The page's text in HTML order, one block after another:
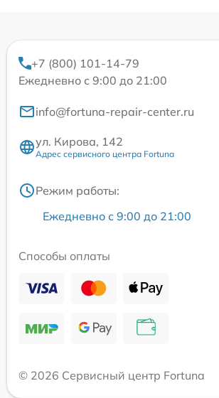
+7 (800) 101-14-79
Ежедневно с 9:00 до 21:00
info@fortuna-repair-center.ru
ул. Кирова, 142
Адрес сервисного центра Fortuna
Режим работы:
Ежедневно с 9:00 до 21:00
Способы оплаты
© 2026 Сервисный центр Fortuna